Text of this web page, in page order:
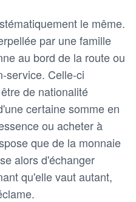
le même.
par une famille
au bord de la route ou
service. Celle-ci
de nationalité
certaine somme en
ou acheter à
que de la monnaie
alors d'échanger
qu'elle vaut autant,